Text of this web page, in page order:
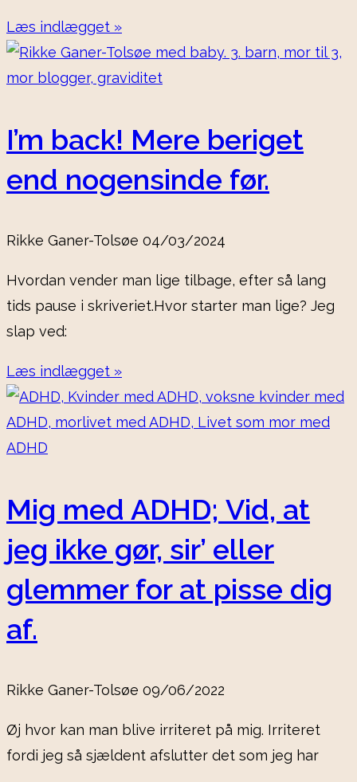
Læs indlægget »
I’m back! Mere beriget
end nogensinde før.
Rikke Ganer-Tolsøe 04/03/2024
Hvordan vender man lige tilbage, efter så lang
tids pause i skriveriet.Hvor starter man lige? Jeg
slap ved:
Læs indlægget »
Mig med ADHD; Vid, at
jeg ikke gør, sir’ eller
glemmer for at pisse dig
af.
Rikke Ganer-Tolsøe 09/06/2022
Øj hvor kan man blive irriteret på mig. Irriteret
fordi jeg så sjældent afslutter det som jeg har